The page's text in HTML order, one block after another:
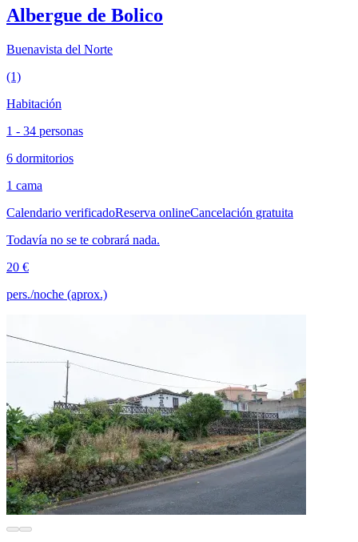
Albergue de Bolico
Buenavista del Norte
(1)
Habitación
1 - 34 personas
6 dormitorios
1 cama
Calendario verificadoReserva onlineCancelación gratuita
Todavía no se te cobrará nada.
20 €
pers./noche (aprox.)